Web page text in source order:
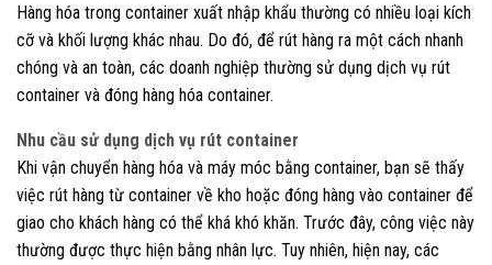
Hàng hóa trong container xuất nhập khẩu thường có nhiều loại kích
cỡ và khối lượng khác nhau. Do đó, để rút hàng ra một cách nhanh
chóng và an toàn, các doanh nghiệp thường sử dụng dịch vụ rút
container và đóng hàng hóa container.
Nhu cầu sử dụng dịch vụ rút container
Khi vận chuyển hàng hóa và máy móc bằng container, bạn sẽ thấy
việc rút hàng từ container về kho hoặc đóng hàng vào container để
giao cho khách hàng có thể khá khó khăn. Trước đây, công việc này
thường được thực hiện bằng nhân lực. Tuy nhiên, hiện nay, các